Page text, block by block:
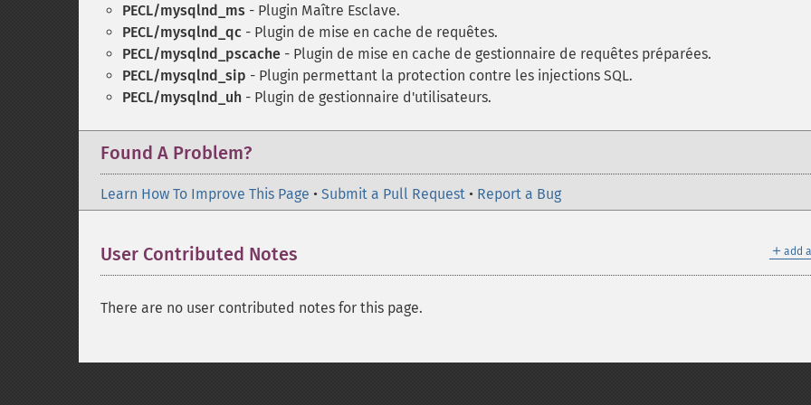
PECL/mysqlnd_ms - Plugin Maître Esclave.
PECL/mysqlnd_qc - Plugin de mise en cache de requêtes.
PECL/mysqlnd_pscache - Plugin de mise en cache de gestionnaire de requêtes préparées.
PECL/mysqlnd_sip - Plugin permettant la protection contre les injections SQL.
PECL/mysqlnd_uh - Plugin de gestionnaire d'utilisateurs.
Found A Problem?
Learn How To Improve This Page • Submit a Pull Request • Report a Bug
＋ add
User Contributed Notes
There are no user contributed notes for this page.